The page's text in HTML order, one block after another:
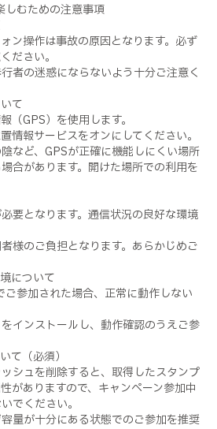
むための注意事項
ン操作は事故の原因となります。必ず
ださい。
者の迷惑にならないよう十分ご注意く
て
（GPS）を使用します。
情報サービスをオンにしてください。
など、GPSが正確に機能しにくい場所
合があります。開けた場所での利用を
要となります。通信状況の良好な環境
様のご負担となります。あらかじめご
について
ご参加された場合、正常に動作しない
インストールし、動作確認のうえご参
て（必須）
シュを削除すると、取得したスタンプ
がありますので、キャンペーン参加中
でください。
量が十分にある状態でのご参加を推奨